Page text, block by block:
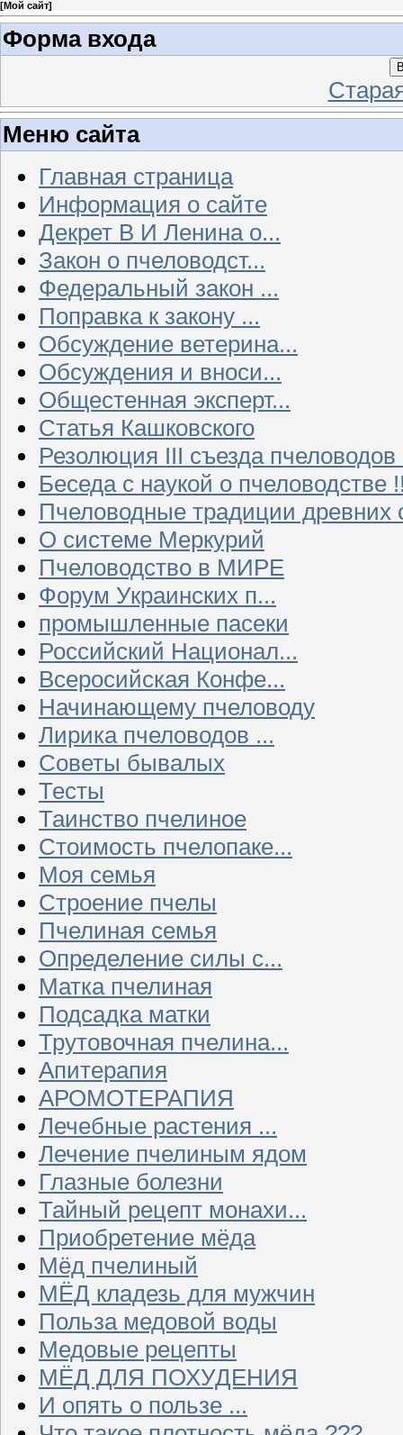
[Мой сайт]
Форма входа
Меню сайта
Главная страница
Информация о сайте
Декрет В И Ленина о...
Закон о пчеловодст...
Федеральный закон ...
Поправка к закону ...
Обсуждение ветерина...
Обсуждения и вноси...
Общестенная эксперт...
Статья Кашковского
Резолюция III съезда
Беседа с наукой о пчеловодстве
Пчеловодные традиции древних
О системе Меркурий
Пчеловодство в МИРЕ
Форум Украинских п...
промышленные пасеки
Российский Национал...
Всеросийская Конфе...
Начинающему пчеловоду
Лирика пчеловодов ...
Советы бывалых
Тесты
Таинство пчелиное
Стоимость пчелопаке...
Моя семья
Строение пчелы
Пчелиная семья
Определение силы с...
Матка пчелиная
Подсадка матки
Трутовочная пчелина...
Апитерапия
АРОМОТЕРАПИЯ
Лечебные растения ...
Лечение пчелиным ядом
Глазные болезни
Тайный рецепт монахи...
Приобретение мёда
Мёд пчелиный
МЁД кладезь для мужчин
Польза медовой воды
Медовые рецепты
МЁД ДЛЯ ПОХУДЕНИЯ
И опять о пользе ...